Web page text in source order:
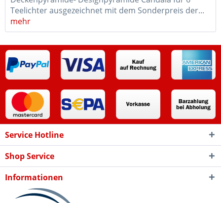
Teelichter ausgezeichnet mit dem Sonderpreis der...
mehr
Service Hotline
Shop Service
Informationen